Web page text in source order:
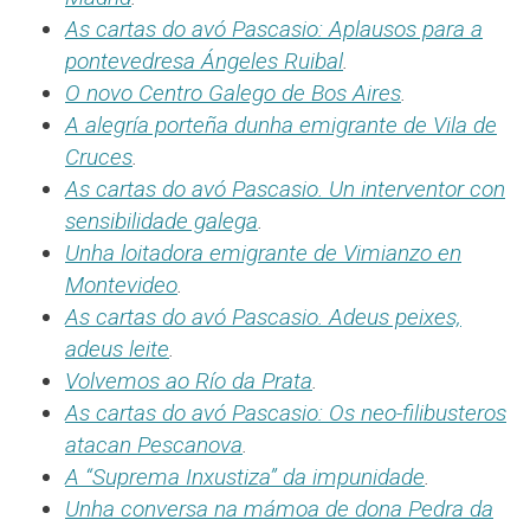
As cartas do avó Pascasio: Aplausos para a
pontevedresa Ángeles Ruibal.
O novo Centro Galego de Bos Aires.
A alegría porteña dunha emigrante de Vila de
Cruces.
As cartas do avó Pascasio. Un interventor con
sensibilidade galega.
Unha loitadora emigrante de Vimianzo en
Montevideo.
As cartas do avó Pascasio. Adeus peixes,
adeus leite.
Volvemos ao Río da Prata.
As cartas do avó Pascasio: Os neo-filibusteros
atacan Pescanova.
A “Suprema Inxustiza” da impunidade.
Unha conversa na mámoa de dona Pedra da